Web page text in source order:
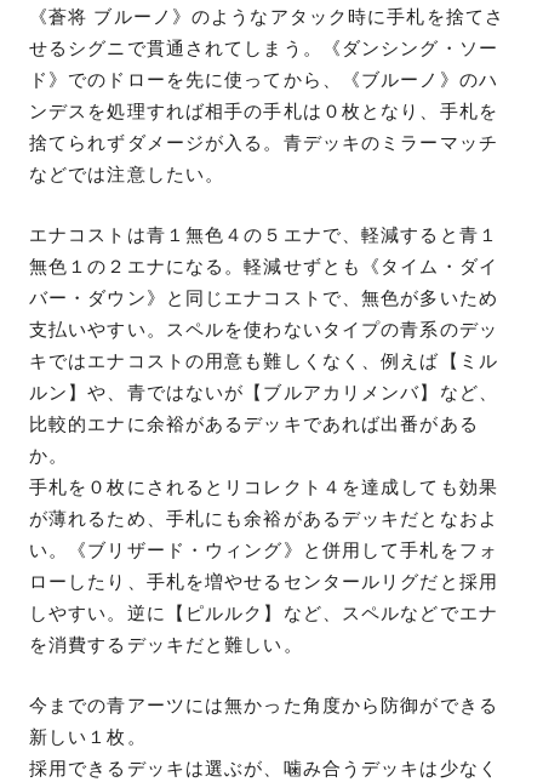
《蒼将 ブルーノ》のようなアタック時に手札を捨てさ
せるシグニで貫通されてしまう。《ダンシング・ソー
ド》でのドローを先に使ってから、《ブルーノ》のハ
ンデスを処理すれば相手の手札は０枚となり、手札を
捨てられずダメージが入る。青デッキのミラーマッチ
などでは注意したい。
エナコストは青１無色４の５エナで、軽減すると青１
無色１の２エナになる。軽減せずとも《タイム・ダイ
バー・ダウン》と同じエナコストで、無色が多いため
支払いやすい。スペルを使わないタイプの青系のデッ
キではエナコストの用意も難しくなく、例えば【ミル
ルン】や、青ではないが【ブルアカリメンバ】など、
比較的エナに余裕があるデッキであれば出番がある
か。
手札を０枚にされるとリコレクト４を達成しても効果
が薄れるため、手札にも余裕があるデッキだとなおよ
い。《ブリザード・ウィング》と併用して手札をフォ
ローしたり、手札を増やせるセンタールリグだと採用
しやすい。逆に【ピルルク】など、スペルなどでエナ
を消費するデッキだと難しい。
今までの青アーツには無かった角度から防御ができる
新しい１枚。
採用できるデッキは選ぶが、噛み合うデッキは少なく